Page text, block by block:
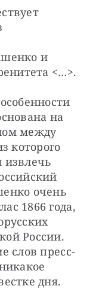
и
<…>.
на
между
которого
извлечь
очень
1866 года,
России.
слов пресс-
дня.